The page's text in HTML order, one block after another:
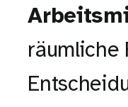
räumliche